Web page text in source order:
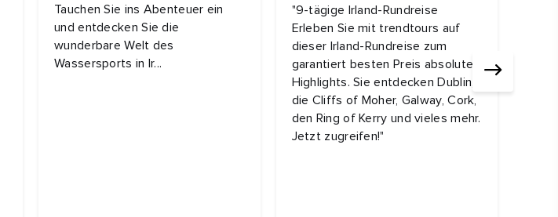
Tauchen Sie ins Abenteuer ein
und entdecken Sie die
wunderbare Welt des
Wassersports in Ir...
"9-tägige Irland-Rundreise
Erleben Sie mit trendtours auf
dieser Irland-Rundreise zum
garantiert besten Preis absolute
Highlights. Sie entdecken Dublin,
die Cliffs of Moher, Galway, Cork,
den Ring of Kerry und vieles mehr.
Jetzt zugreifen!"